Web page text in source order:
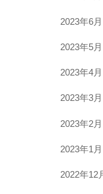
2023年6月
2023年5月
2023年4月
2023年3月
2023年2月
2023年1月
2022年12